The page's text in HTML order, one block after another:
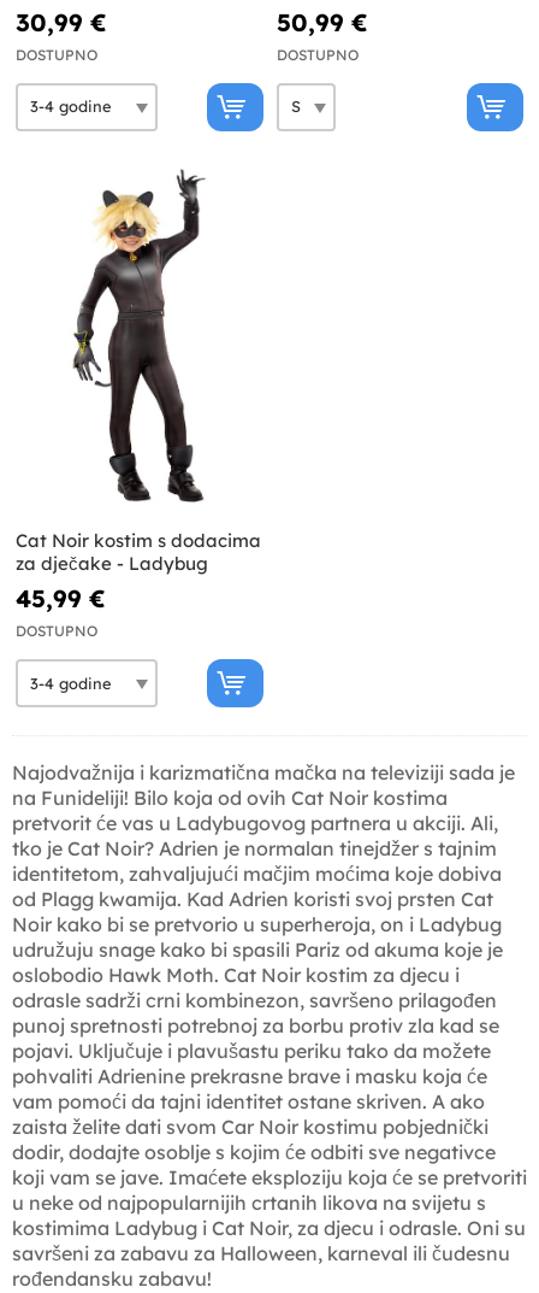
30,99 €
DOSTUPNO
50,99 €
DOSTUPNO
Cat Noir kostim s dodacima
za dječake - Ladybug
45,99 €
DOSTUPNO
Najodvažnija i karizmatična mačka na televiziji sada je
na Funideliji! Bilo koja od ovih Cat Noir kostima
pretvorit će vas u Ladybugovog partnera u akciji. Ali,
tko je Cat Noir? Adrien je normalan tinejdžer s tajnim
identitetom, zahvaljujući mačjim moćima koje dobiva
od Plagg kwamija. Kad Adrien koristi svoj prsten Cat
Noir kako bi se pretvorio u superheroja, on i Ladybug
udružuju snage kako bi spasili Pariz od akuma koje je
oslobodio Hawk Moth. Cat Noir kostim za djecu i
odrasle sadrži crni kombinezon, savršeno prilagođen
punoj spretnosti potrebnoj za borbu protiv zla kad se
pojavi. Uključuje i plavušastu periku tako da možete
pohvaliti Adrienine prekrasne brave i masku koja će
vam pomoći da tajni identitet ostane skriven. A ako
zaista želite dati svom Car Noir kostimu pobjednički
dodir, dodajte osoblje s kojim će odbiti sve negativce
koji vam se jave. Imaćete eksploziju koja će se pretvoriti
u neke od najpopularnijih crtanih likova na svijetu s
kostimima Ladybug i Cat Noir, za djecu i odrasle. Oni su
savršeni za zabavu za Halloween, karneval ili čudesnu
rođendansku zabavu!